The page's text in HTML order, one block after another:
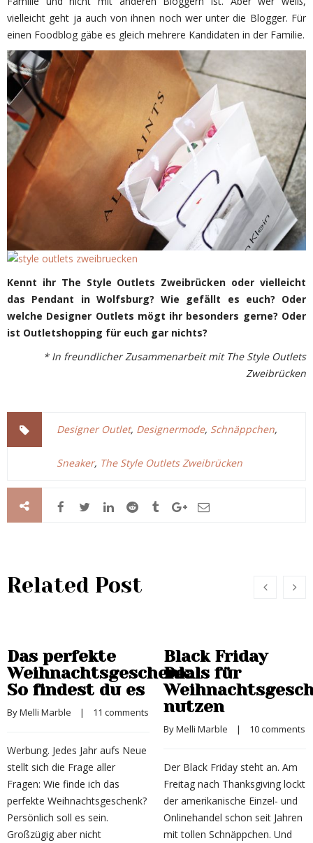
vielleicht geht ja auch von ihnen noch wer unter die Blogger. Für
einen Foodblog gäbe es gleich mehrere Kandidaten in der Familie.
Kennt ihr The Style Outlets Zweibrücken oder vielleicht
das Pendant in Wolfsburg? Wie gefällt es euch? Oder
welche Designer Outlets mögt ihr besonders gerne? Oder
ist Outletshopping für euch gar nichts?
* In freundlicher Zusammenarbeit mit The Style Outlets
Zweibrücken
Designer Outlet, Designermode, Schnäppchen,
Sneaker, The Style Outlets Zweibrücken
Related Post
Das perfekte
Weihnachtsgeschenk:
So findest du es
By Melli Marble
    |
11 comments
Werbung. Jedes Jahr aufs Neue
stellt sich die Frage aller
Fragen: Wie finde ich das
perfekte Weihnachtsgeschenk?
Persönlich soll es sein.
Großzügig aber nicht
Black Friday
Deals für
nutzen
By Melli Marble
    |
10 comments
Der Black Friday steht an. Am
Freitag nach Thanksgiving lockt
der amerikanische Einzel- und
Onlinehandel schon seit Jahren
mit tollen Schnäppchen. Und